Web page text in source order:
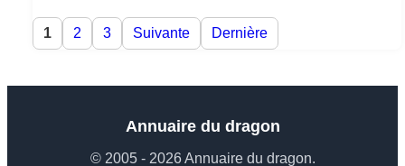
1 2 3 Suivante Dernière
Annuaire du dragon
© 2005 - 2026 Annuaire du dragon.